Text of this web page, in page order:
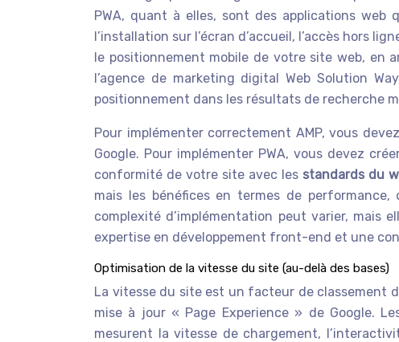
PWA, quant à elles, sont des applications
l’installation sur l’écran d’accueil, l’accès hors
le positionnement mobile de votre site web, en
l’agence de marketing digital Web Solution
positionnement dans les résultats de recherche
Pour implémenter correctement AMP, vous
Google. Pour implémenter PWA, vous devez
conformité de votre site avec les standards du
mais les bénéfices en termes de performance,
complexité d’implémentation peut varier, mais
expertise en développement front-end et une
Optimisation de la vitesse du site (au-delà des bases)
La vitesse du site est un facteur de classement
mise à jour « Page Experience » de Google.
mesurent la vitesse de chargement,